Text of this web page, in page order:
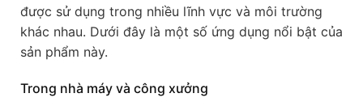
được sử dụng trong nhiều lĩnh vực và môi trường
khác nhau. Dưới đây là một số ứng dụng nổi bật của
sản phẩm này.
Trong nhà máy và công xưởng